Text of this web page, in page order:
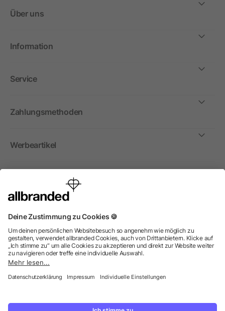
Über uns
Information
Service
Zahlungsmethoden
Werbeartikel
International
Wir verkaufen Werbeartikel, Werbemittel und
Vereine. Alle Preise zzgl. MwSt.